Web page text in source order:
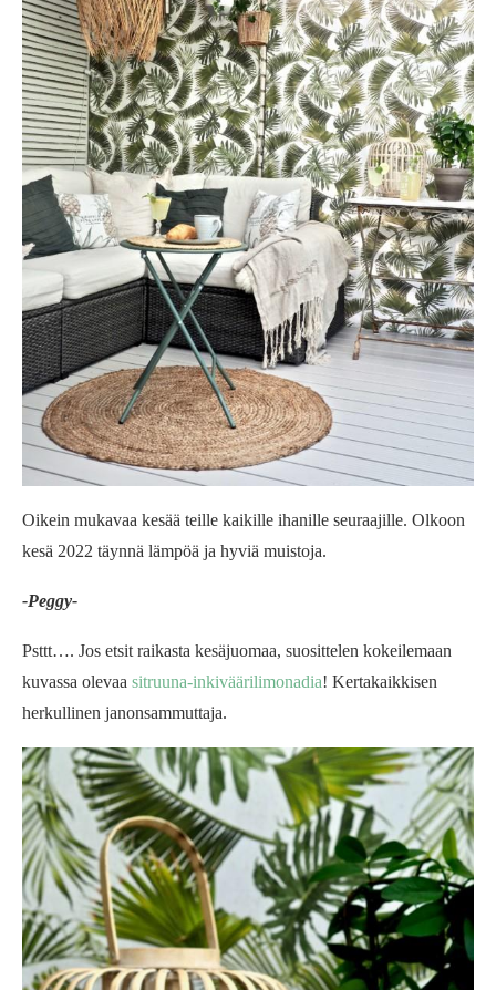
Oikein mukavaa kesää teille kaikille ihanille seuraajille. Olkoon
kesä 2022 täynnä lämpöä ja hyviä muistoja.
-Peggy-
Psttt…. Jos etsit raikasta kesäjuomaa, suosittelen kokeilemaan
kuvassa olevaa sitruuna-inkiväärilimonadia! Kertakaikkisen
herkullinen janonsammuttaja.